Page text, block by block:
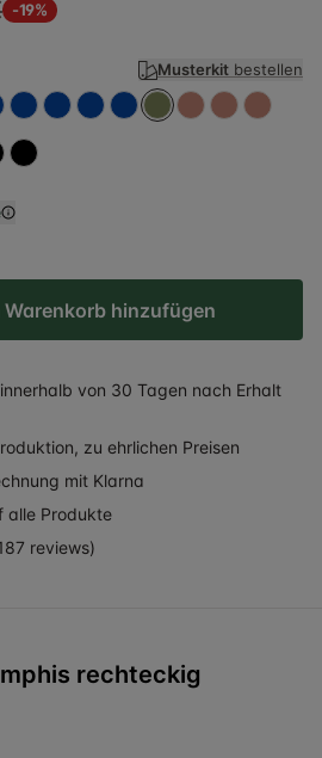
-19%
Musterkit bestellen
Warenkorb hinzufügen
innerhalb von 30 Tagen nach Erhalt
zu ehrlichen Preisen
mit Klarna
alle Produkte
reviews)
rechteckig